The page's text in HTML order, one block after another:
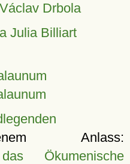
Drbola
Julia Billiart
Anlass:
Ökumenische